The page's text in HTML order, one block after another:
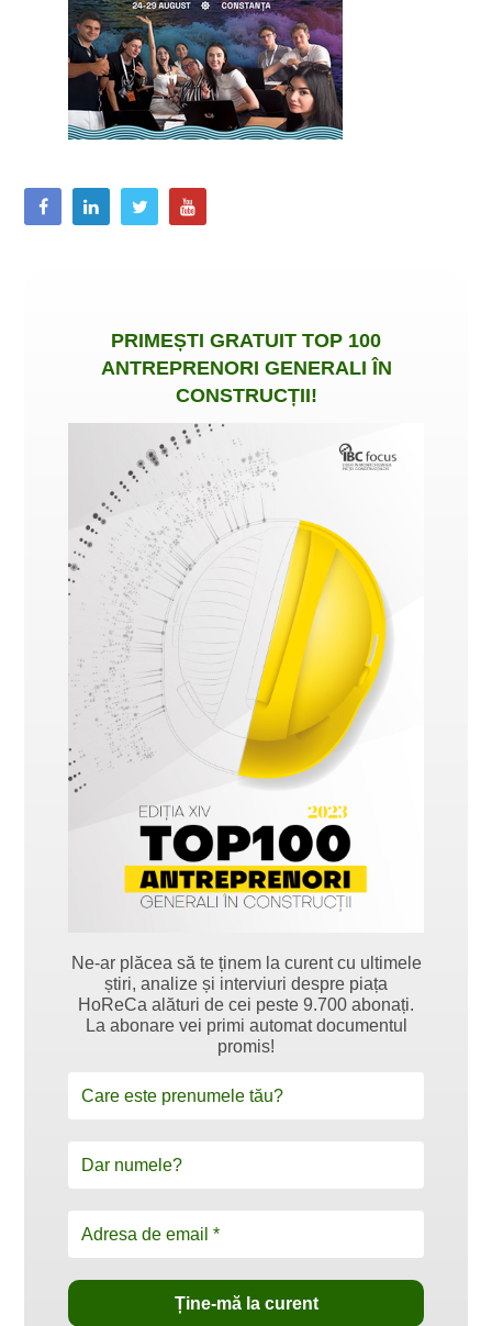
PRIMEȘTI GRATUIT TOP 100
ANTREPRENORI GENERALI ÎN
CONSTRUCȚII!
Ne-ar plăcea să te ținem la curent cu ultimele
știri, analize și interviuri despre piața
HoReCa alături de cei peste 9.700 abonați.
La abonare vei primi automat documentul
promis!